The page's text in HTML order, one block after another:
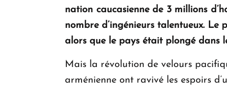
nation caucasienne de 3 millions
nombre d’ingénieurs talentueux. Le
alors que le pays était plongé dans
Mais la révolution de velours
arménienne ont ravivé les espoirs